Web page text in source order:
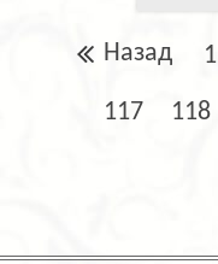
Назад 1
117 118